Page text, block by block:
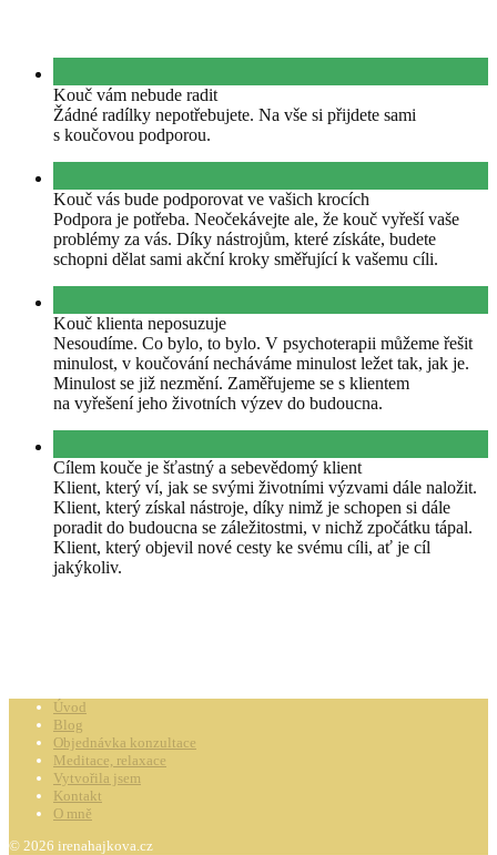
Kouč vám nebude radit
Žádné radílky nepotřebujete. Na vše si přijdete sami
s koučovou podporou.
Kouč vás bude podporovat ve vašich krocích
Podpora je potřeba. Neočekávejte ale, že kouč vyřeší vaše
problémy za vás. Díky nástrojům, které získáte, budete
schopni dělat sami akční kroky směřující k vašemu cíli.
Kouč klienta neposuzuje
Nesoudíme. Co bylo, to bylo. V psychoterapii můžeme řešit
minulost, v koučování necháváme minulost ležet tak, jak je.
Minulost se již nezmění. Zaměřujeme se s klientem
na vyřešení jeho životních výzev do budoucna.
Cílem kouče je šťastný a sebevědomý klient
Klient, který ví, jak se svými životními výzvami dále naložit.
Klient, který získal nástroje, díky nimž je schopen si dále
poradit do budoucna se záležitostmi, v nichž zpočátku tápal.
Klient, který objevil nové cesty ke svému cíli, ať je cíl
jakýkoliv.
Úvod
Blog
Objednávka konzultace
Meditace, relaxace
Vytvořila jsem
Kontakt
O mně
© 2026 irenahajkova.cz